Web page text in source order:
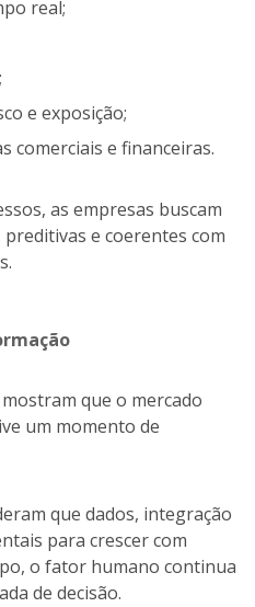
real;
e exposição;
comerciais e financeiras.
as empresas buscam
e coerentes com
que o mercado
um momento de
que dados, integração
para crescer com
o fator humano continua
de decisão.